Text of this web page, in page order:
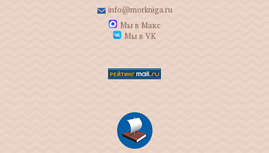
info@morkniga.ru
Мы в Макс
Мы в VK